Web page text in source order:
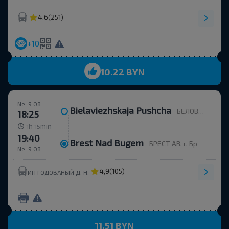
4,6(251)
+10
10.22 BYN
Ne, 9.08
18:25 Bielaviezhskaja Pushcha БЕЛОВЕЖСКАЯ ПУЩА, Каменюкский с/с Каменецкий р-н БРЕСТСКАЯ ОБЛ. Беларусь
1h 15 min
Ne, 9.08
19:40 Brest Nad Bugem БРЕСТ АВ, г. Брест, ул. Орджоникидзе, 12, Беларусь
ИП ГОДОВАНЫЙ Д. Н. 4,9(105)
11.51 BYN